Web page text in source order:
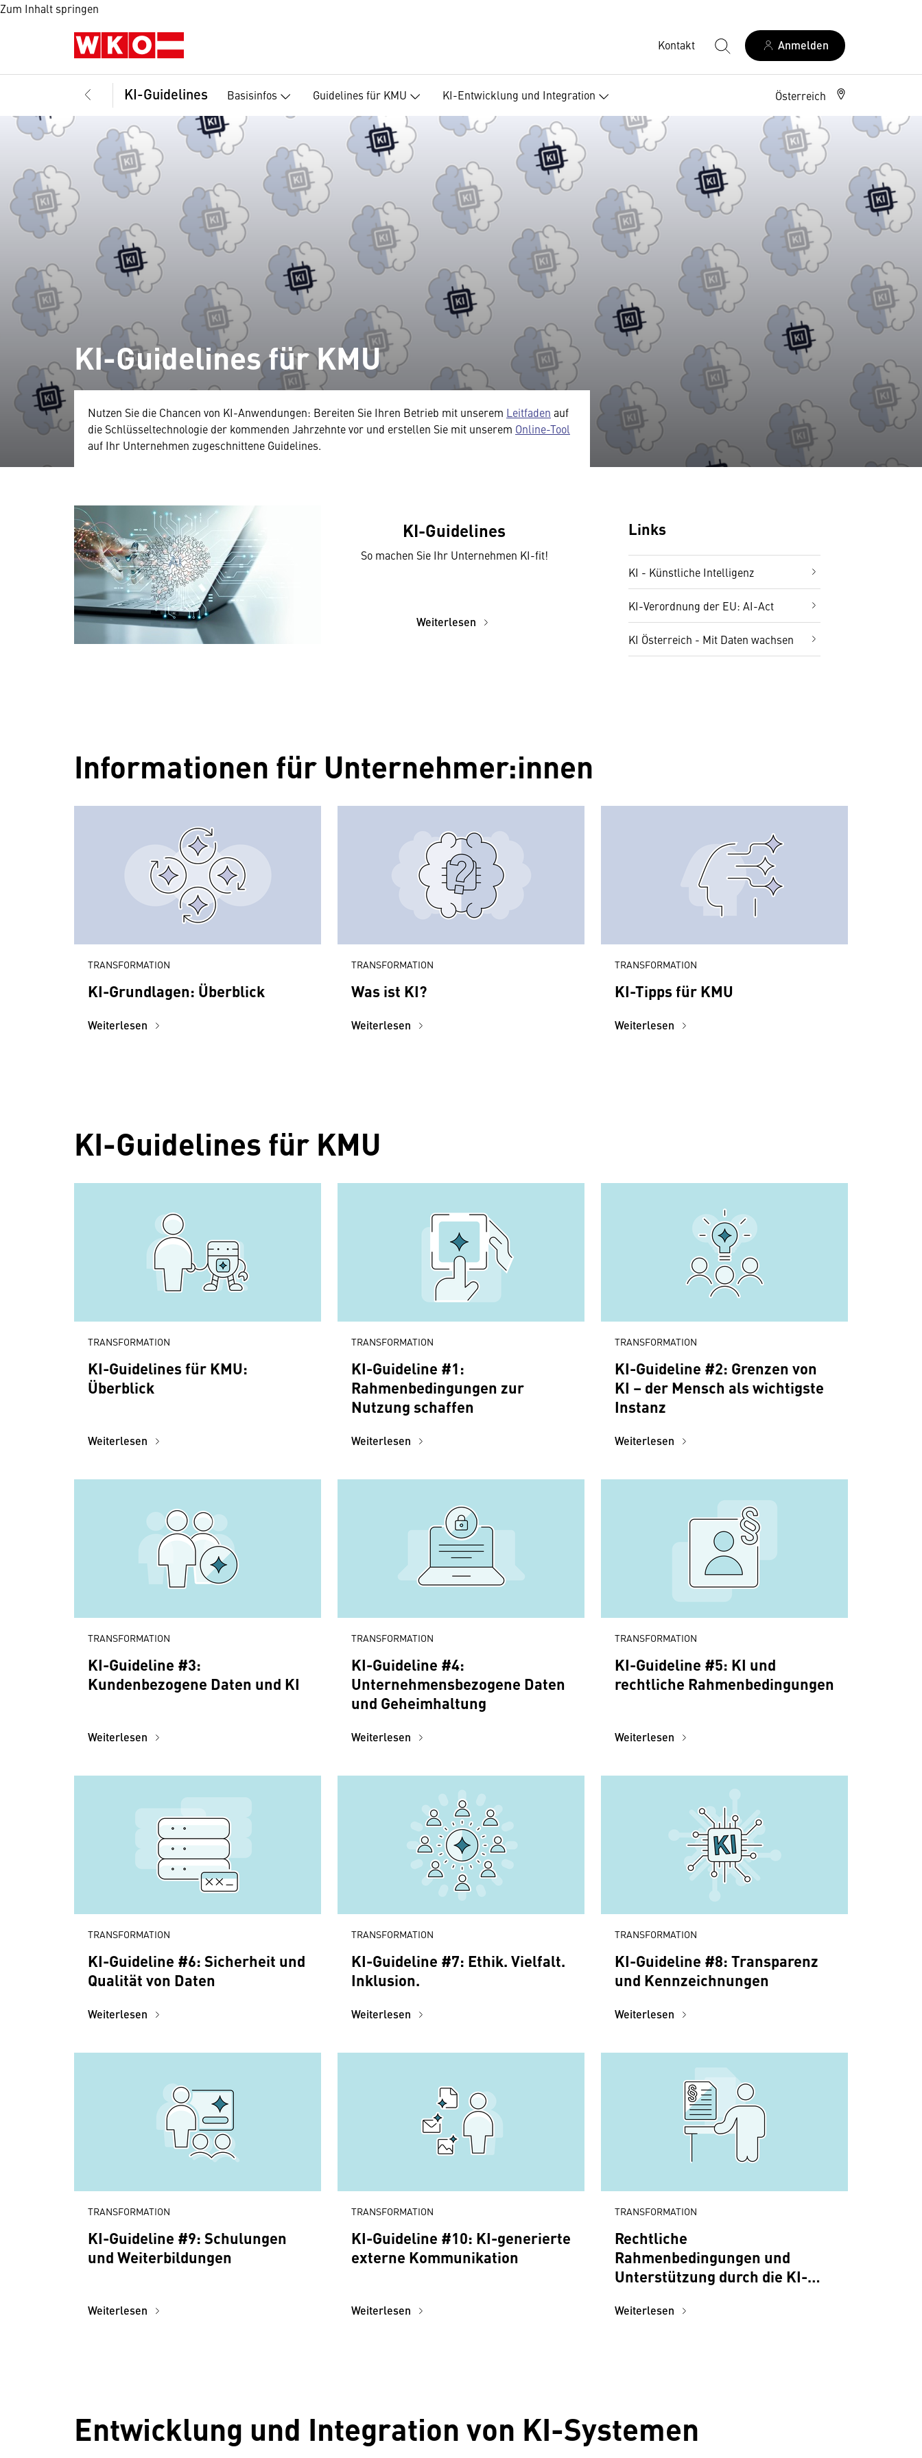
Zum Inhalt springen
Kontakt Anmelden
KI-Guidelines Basisinfos Guidelines für KMU KI-Entwicklung und Integration Österreich
KI-Guidelines für KMU
Nutzen Sie die Chancen von KI-Anwendungen: Bereiten Sie Ihren Betrieb mit unserem Leitfaden auf
die Schlüsseltechnologie der kommenden Jahrzehnte vor und erstellen Sie mit unserem Online-Tool
auf Ihr Unternehmen zugeschnittene Guidelines.
KI-Guidelines
So machen Sie Ihr Unternehmen KI-fit!
Weiterlesen
Links
KI - Künstliche Intelligenz
KI-Ver­ordnung der EU: AI-Act
KI Österreich - Mit Daten wachsen
Informationen für Unternehmer:innen
TRANSFORMATION
KI-Grundlagen: Überblick
Weiterlesen
TRANSFORMATION
Was ist KI?
Weiterlesen
TRANSFORMATION
KI-Tipps für KMU
Weiterlesen
KI-Guidelines für KMU
TRANSFORMATION
KI-Guidelines für KMU:
Überblick
Weiterlesen
TRANSFORMATION
KI-Guideline #1:
Rahmenbedingungen zur
Nutzung schaffen
Weiterlesen
TRANSFORMATION
KI-Guideline #2: Grenzen von
KI – der Mensch als wichtigste
Instanz
Weiterlesen
TRANSFORMATION
KI-Guideline #3:
Kundenbezogene Daten und KI
Weiterlesen
TRANSFORMATION
KI-Guideline #4:
Unternehmensbezogene Daten
und Geheimhaltung
Weiterlesen
TRANSFORMATION
KI-Guideline #5: KI und
rechtliche Rahmenbedingungen
Weiterlesen
TRANSFORMATION
KI-Guideline #6: Sicherheit und
Qualität von Daten
Weiterlesen
TRANSFORMATION
KI-Guideline #7: Ethik. Vielfalt.
Inklusion.
Weiterlesen
TRANSFORMATION
KI-Guideline #8: Transparenz
und Kennzeichnungen
Weiterlesen
TRANSFORMATION
KI-Guideline #9: Schulungen
und Weiterbildungen
Weiterlesen
TRANSFORMATION
KI-Guideline #10: KI-generierte
externe Kommunikation
Weiterlesen
TRANSFORMATION
Rechtliche
Rahmenbedingungen und
Unterstützung durch die KI-
Weiterlesen
Entwicklung und Integration von KI-Systemen